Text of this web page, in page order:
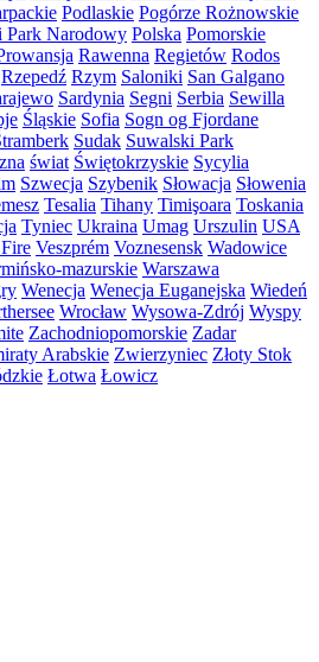
Podlaskie Pogórze Rożnowskie
Park Narodowy Polska Pomorskie
Rawenna Regietów Rodos
Rzepedź Rzym Saloniki San Galgano
Sardynia Segni Serbia Sewilla
Śląskie Sofia Sogn og Fjordane
Sudak Suwalski Park
świat Świętokrzyskie Sycylia
Szwecja Szybenik Słowacja Słowenia
Tesalia Tihany Timişoara Toskania
Tyniec Ukraina Umag Urszulin USA
Veszprém Voznesensk Wadowice
mazurskie Warszawa
Wenecja Wenecja Euganejska Wiedeń
Wrocław Wysowa-Zdrój Wyspy
Zachodniopomorskie Zadar
Arabskie Zwierzyniec Złoty Stok
Łotwa Łowicz